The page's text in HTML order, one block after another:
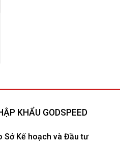
KHẨU GODSPEED
Sở Kế hoạch và Đầu tư